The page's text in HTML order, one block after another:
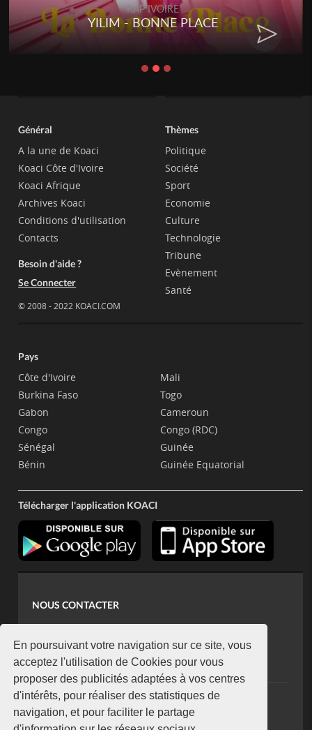
En poursuivant votre navigation sur ce site, vous
acceptez l'utilisation de Cookies pour vous
proposer des publicités adaptées à vos centres
d'intérêts, pour réaliser des statistiques de
navigation, et pour faciliter le partage
RAP IVOIRE
YILIM - BONNE PLACE
Général
A la une de Koaci
Koaci Côte d'Ivoire
Koaci Afrique
Archives Koaci
Conditions d'utilisation
Contacts
Besoin d'aide ?
Se Connecter
© 2008 - 2022 KOACI.COM
Thèmes
Politique
Société
Sport
Economie
Culture
Technologie
Tribune
Evènement
Santé
Pays
Côte d'Ivoire
Burkina Faso
Gabon
Congo
Sénégal
Bénin
Mali
Togo
Cameroun
Congo (RDC)
Guinée
Guinée Equatorial
Télécharger l'application KOACI
NOUS CONTACTER
koaci@yahoo.fr
+225 07 08 85 52 93
NEWSLETTER
Restez connecté via notre newsletter